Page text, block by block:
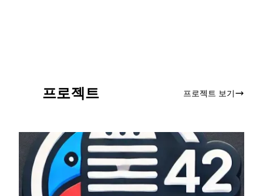
프로젝트 프로젝트 보기